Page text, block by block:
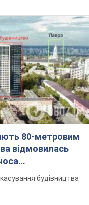
80-метровим
відмовилась
будівництва